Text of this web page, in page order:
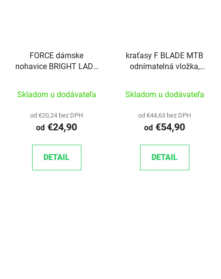
FORCE dámske
nohavice BRIGHT LADY
Skladom u dodávateľa
od €20,24 bez DPH
od €24,90
DETAIL
kraťasy F BLADE MTB
odnímatelná vložka,
Skladom u dodávateľa
od €44,63 bez DPH
od €54,90
DETAIL